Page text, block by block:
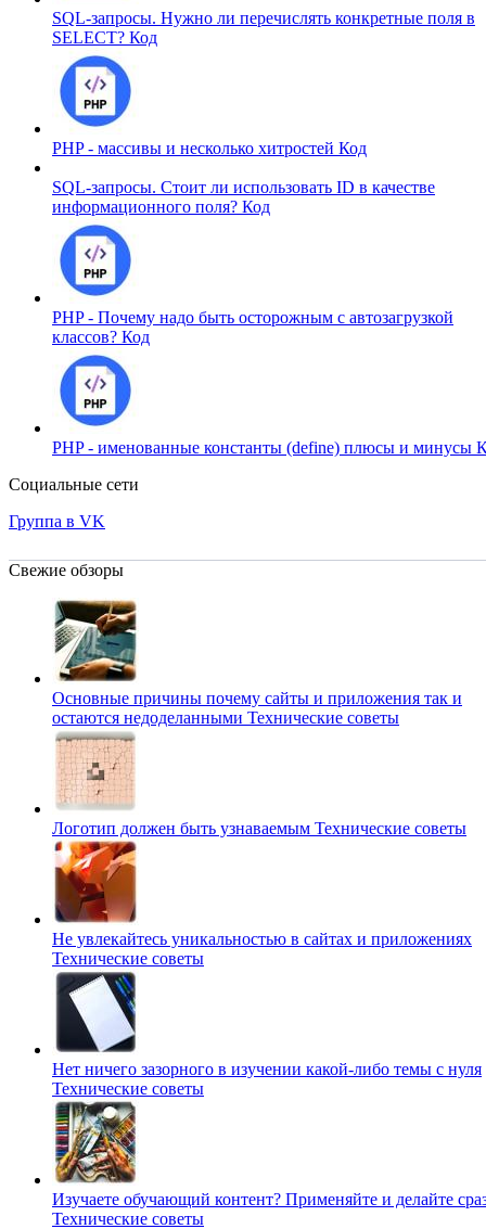
SQL-запросы. Нужно ли перечислять конкретные поля в
SELECT? Код
PHP - массивы и несколько хитростей Код
SQL-запросы. Стоит ли использовать ID в качестве
информационного поля? Код
PHP - Почему надо быть осторожным с автозагрузкой
классов? Код
PHP - именованные константы (define) плюсы и минусы
Социальные сети
Группа в VK
Свежие обзоры
Основные причины почему сайты и приложения так и
остаются недоделанными Технические советы
Логотип должен быть узнаваемым Технические советы
Не увлекайтесь уникальностью в сайтах и приложениях
Технические советы
Нет ничего зазорного в изучении какой-либо темы с нуля
Технические советы
Изучаете обучающий контент? Применяйте и делайте
Технические советы